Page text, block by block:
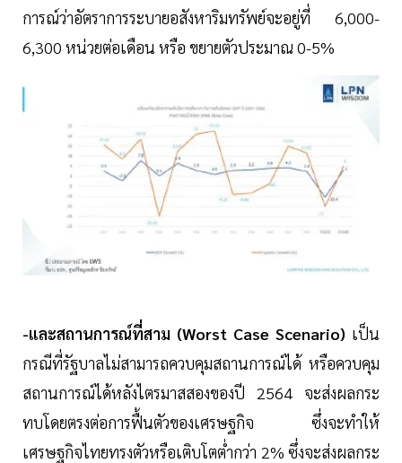
การณ์ว่าอัตราการระบายอสังหาริมทรัพย์จะอยู่ที่ 6,000-
6,300 หน่วยต่อเดือน หรือ ขยายตัวประมาณ 0-5%
-และสถานการณ์ที่สาม (Worst Case Scenario) เป็น
กรณีที่รัฐบาลไม่สามารถควบคุมสถานการณ์ได้ หรือควบคุม
สถานการณ์ได้หลังไตรมาสสองของปี 2564 จะส่งผลกระ
ทบโดยตรงต่อการฟื้นตัวของเศรษฐกิจ ซึ่งจะทำให้
เศรษฐกิจไทยทรงตัวหรือเติบโตต่ำกว่า 2% ซึ่งจะส่งผลกระ